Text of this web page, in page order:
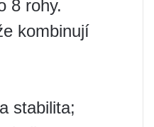
8 rohy.
kombinují
stabilita;